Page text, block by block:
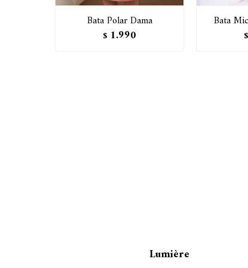
Bata Polar Dama
$ 1.990
Bata
$
Lumière